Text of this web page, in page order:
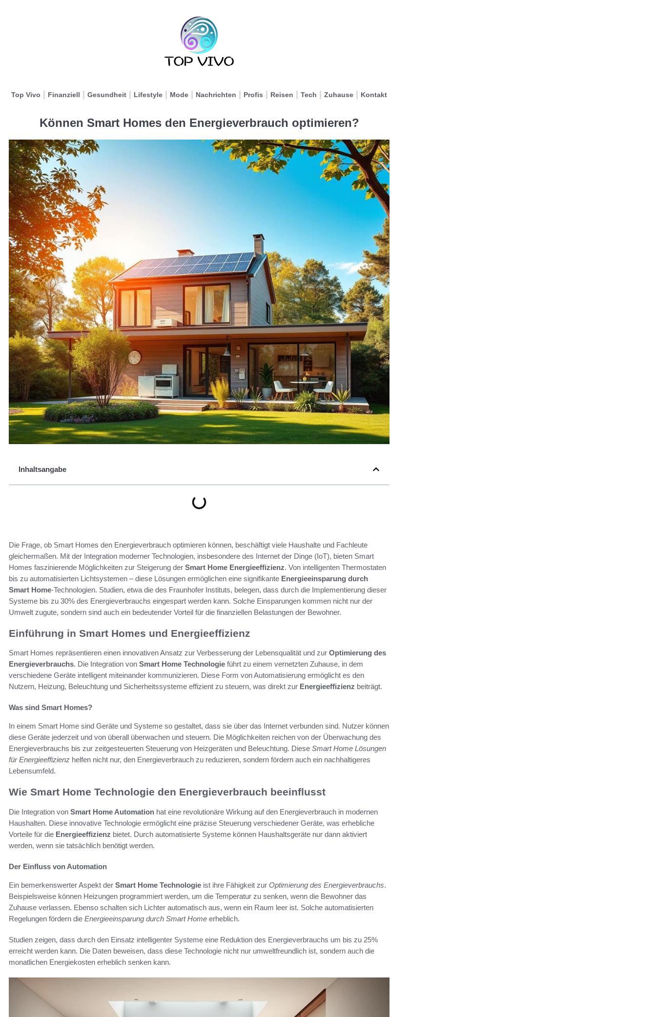
Top Vivo Finanziell Gesundheit Lifestyle Mode Nachrichten Profis Reisen Tech Zuhause Kontakt
Können Smart Homes den Energieverbrauch optimieren?
Inhaltsangabe
Die Frage, ob Smart Homes den Energieverbrauch optimieren können, beschäftigt viele Haushalte und Fachleute
gleichermaßen. Mit der Integration moderner Technologien, insbesondere des Internet der Dinge (IoT), bieten Smart
Homes faszinierende Möglichkeiten zur Steigerung der Smart Home Energieeffizienz. Von intelligenten Thermostaten
bis zu automatisierten Lichtsystemen – diese Lösungen ermöglichen eine signifikante Energieeinsparung durch
Smart Home-Technologien. Studien, etwa die des Fraunhofer Instituts, belegen, dass durch die Implementierung dieser
Systeme bis zu 30% des Energieverbrauchs eingespart werden kann. Solche Einsparungen kommen nicht nur der
Umwelt zugute, sondern sind auch ein bedeutender Vorteil für die finanziellen Belastungen der Bewohner.
Einführung in Smart Homes und Energieeffizienz
Smart Homes repräsentieren einen innovativen Ansatz zur Verbesserung der Lebensqualität und zur Optimierung des
Energieverbrauchs. Die Integration von Smart Home Technologie führt zu einem vernetzten Zuhause, in dem
verschiedene Geräte intelligent miteinander kommunizieren. Diese Form von Automatisierung ermöglicht es den
Nutzern, Heizung, Beleuchtung und Sicherheitssysteme effizient zu steuern, was direkt zur Energieeffizienz beiträgt.
Was sind Smart Homes?
In einem Smart Home sind Geräte und Systeme so gestaltet, dass sie über das Internet verbunden sind. Nutzer können
diese Geräte jederzeit und von überall überwachen und steuern. Die Möglichkeiten reichen von der Überwachung des
Energieverbrauchs bis zur zeitgesteuerten Steuerung von Heizgeräten und Beleuchtung. Diese Smart Home Lösungen
für Energieeffizienz helfen nicht nur, den Energieverbrauch zu reduzieren, sondern fördern auch ein nachhaltigeres
Lebensumfeld.
Wie Smart Home Technologie den Energieverbrauch beeinflusst
Die Integration von Smart Home Automation hat eine revolutionäre Wirkung auf den Energieverbrauch in modernen
Haushalten. Diese innovative Technologie ermöglicht eine präzise Steuerung verschiedener Geräte, was erhebliche
Vorteile für die Energieeffizienz bietet. Durch automatisierte Systeme können Haushaltsgeräte nur dann aktiviert
werden, wenn sie tatsächlich benötigt werden.
Der Einfluss von Automation
Ein bemerkenswerter Aspekt der Smart Home Technologie ist ihre Fähigkeit zur Optimierung des Energieverbrauchs.
Beispielsweise können Heizungen programmiert werden, um die Temperatur zu senken, wenn die Bewohner das
Zuhause verlassen. Ebenso schalten sich Lichter automatisch aus, wenn ein Raum leer ist. Solche automatisierten
Regelungen fördern die Energieeinsparung durch Smart Home erheblich.
Studien zeigen, dass durch den Einsatz intelligenter Systeme eine Reduktion des Energieverbrauchs um bis zu 25%
erreicht werden kann. Die Daten beweisen, dass diese Technologie nicht nur umweltfreundlich ist, sondern auch die
monatlichen Energiekosten erheblich senken kann.